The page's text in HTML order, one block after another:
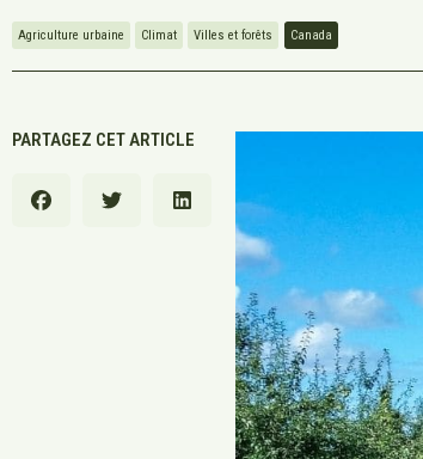
Agriculture urbaine Climat Villes et forêts Canada
PARTAGEZ CET ARTICLE